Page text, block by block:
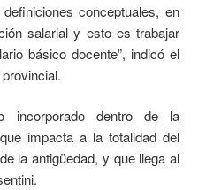
conceptuales, en
salarial y esto es trabajar
básico docente”, indicó el
incorporado dentro de la
impacta a la totalidad del
la antigüedad, y que llega al